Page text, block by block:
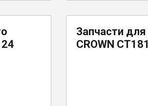
Запчасти
CROWN